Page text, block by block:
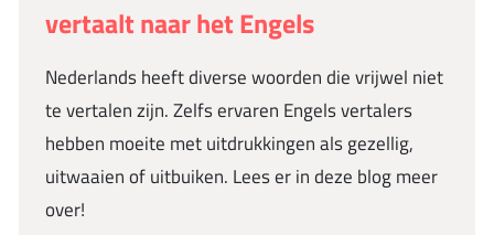
vertaalt naar het Engels
Nederlands heeft diverse woorden die vrijwel niet
te vertalen zijn. Zelfs ervaren Engels vertalers
hebben moeite met uitdrukkingen als gezellig,
uitwaaien of uitbuiken. Lees er in deze blog meer
over!